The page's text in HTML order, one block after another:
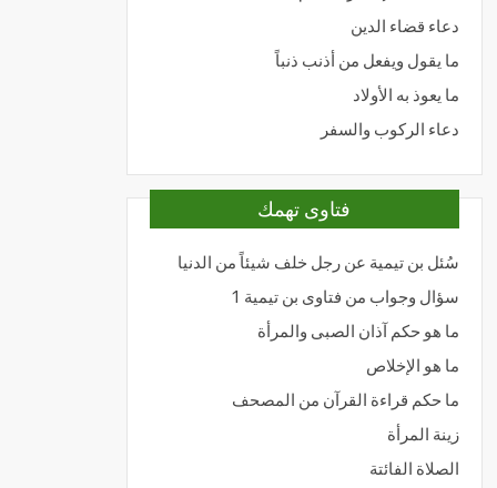
دعاء قضاء الدين
ما يقول ويفعل من أذنب ذنباً
ما يعوذ به الأولاد
دعاء الركوب والسفر
فتاوى تهمك
سُئل بن تيمية عن رجل خلف شيئاً من الدنيا
سؤال وجواب من فتاوى بن تيمية 1
ما هو حكم آذان الصبى والمرأة
ما هو الإخلاص
ما حكم قراءة القرآن من المصحف
زينة المرأة
الصلاة الفائتة